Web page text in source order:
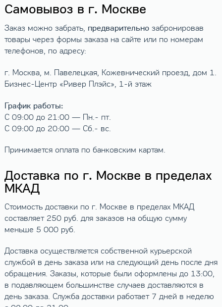
Самовывоз в г. Москве
Заказ можно забрать, предварительнозабронировав
товары через формы заказа на сайте или по номерам
телефонов, по адресу:
г. Москва, м. Павелецкая, Кожевнический проезд, дом 1.
Бизнес-Центр «Ривер Плэйс», 1-й этаж
График работы:
С 09:00 до 21:00 — Пн.- пт.
С 09:00 до 20:00 — Сб.- вс.
Принимается оплата по банковским картам.
Доставка по г. Москве в пределах
МКАД
Стоимость доставки по г. Москве в пределах МКАД
составляет 250 руб. для заказов на общую сумму
меньше 5 000 руб.
Доставка осуществляется собственной курьерской
службой в день заказа или на следующий день после дня
обращения. Заказы, которые были оформлены до 13:00,
в подавляющем большинстве случаев доставляются в
день заказа. Служба доставки работает 7 дней в неделю